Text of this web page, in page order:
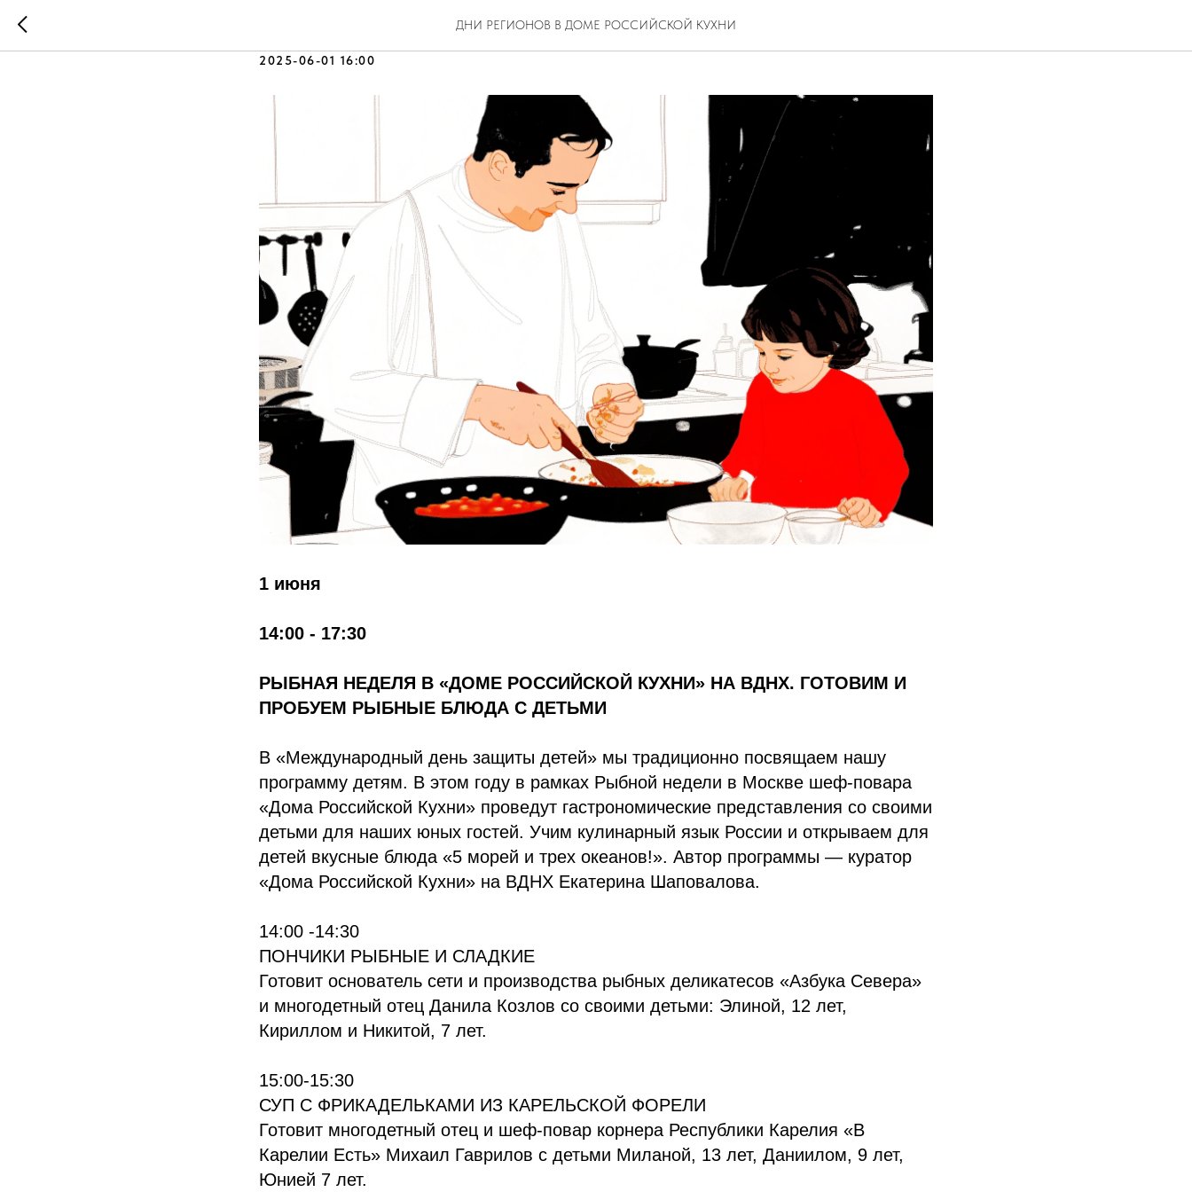
ДНИ РЕГИОНОВ В ДОМЕ РОССИЙСКОЙ КУХНИ
Готовим с детьми
2025-06-01 16:00
1 июня
14:00 - 17:30
РЫБНАЯ НЕДЕЛЯ В «ДОМЕ РОССИЙСКОЙ КУХНИ»‎‎ НА ВДНХ. ГОТОВИМ И
ПРОБУЕМ РЫБНЫЕ БЛЮДА С ДЕТЬМИ
В «Международный день защиты детей»‎ мы традиционно посвящаем нашу
программу детям. В этом году в рамках Рыбной недели в Москве шеф-повара
«Дома Российской Кухни» проведут гастрономические представления со своими
детьми для наших юных гостей. Учим кулинарный язык России и открываем для
детей вкусные блюда «5 морей и трех океанов!». Автор программы — куратор
«Дома Российской Кухни» на ВДНХ Екатерина Шаповалова.
14:00 -14:30
ПОНЧИКИ РЫБНЫЕ И СЛАДКИЕ
Готовит основатель сети и производства рыбных деликатесов «Азбука Севера»
и многодетный отец Данила Козлов со своими детьми: Элиной, 12 лет,
Кириллом и Никитой, 7 лет.
15:00-15:30
СУП С ФРИКАДЕЛЬКАМИ ИЗ КАРЕЛЬСКОЙ ФОРЕЛИ
Готовит многодетный отец и шеф-повар корнера Республики Карелия «В
Карелии Есть» Михаил Гаврилов с детьми Миланой, 13 лет, Даниилом, 9 лет,
Юнией 7 лет.